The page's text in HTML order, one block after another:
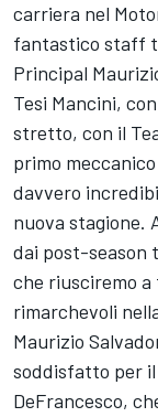
carriera nel
fantastico staff
Principal
Tesi Mancini,
stretto, con il
primo
davvero
nuova stagione.
dai post-season
che riusciremo
rimarchevoli
Maurizio
soddisfatto per il
DeFrancesco,